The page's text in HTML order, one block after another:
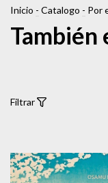
Inicio - Catalogo - Por
También
Filtrar